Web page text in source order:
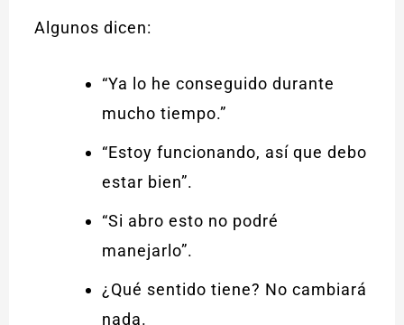
Algunos dicen:
“Ya lo he conseguido durante
mucho tiempo.”
“Estoy funcionando, así que debo
estar bien”.
“Si abro esto no podré
manejarlo”.
¿Qué sentido tiene? No cambiará
nada.